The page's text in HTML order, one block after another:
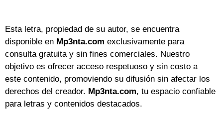
Esta letra, propiedad de su autor, se encuentra
disponible en Mp3nta.com exclusivamente para
consulta gratuita y sin fines comerciales. Nuestro
objetivo es ofrecer acceso respetuoso y sin costo a
este contenido, promoviendo su difusión sin afectar los
derechos del creador. Mp3nta.com, tu espacio confiable
para letras y contenidos destacados.